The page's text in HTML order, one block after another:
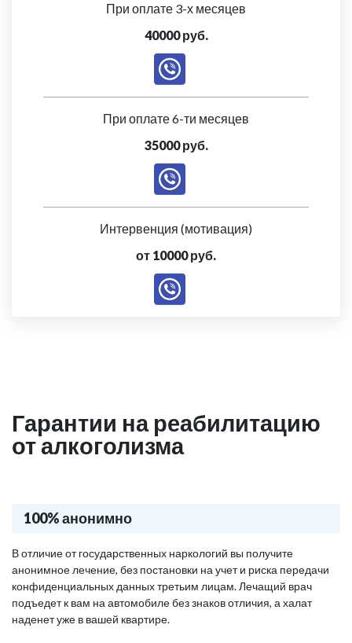
При оплате 3-х месяцев
40000 руб.
При оплате 6-ти месяцев
35000 руб.
Интервенция (мотивация)
от 10000 руб.
Гарантии на реабилитацию
от алкоголизма
100% анонимно
В отличие от государственных наркологий вы получите
анонимное лечение, без постановки на учет и риска передачи
конфиденциальных данных третьим лицам. Лечащий врач
подъедет к вам на автомобиле без знаков отличия, а халат
наденет уже в вашей квартире.